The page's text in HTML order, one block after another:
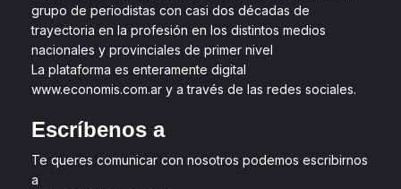
grupo de periodistas con casi dos décadas de
trayectoria en la profesión en los distintos medios
nacionales y provinciales de primer nivel
La plataforma es enteramente digital
www.economis.com.ar y a través de las redes sociales.
Escríbenos a
Te queres comunicar con nosotros podemos escribirnos
a